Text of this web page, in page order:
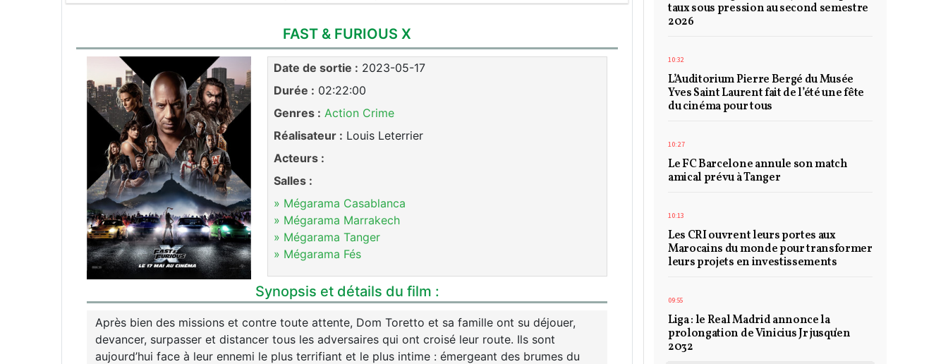
FAST & FURIOUS X
Date de sortie : 2023-05-17
Durée : 02:22:00
Genres : Action Crime
Réalisateur : Louis Leterrier
Acteurs :
Salles :
» Mégarama Casablanca
» Mégarama Marrakech
» Mégarama Tanger
» Mégarama Fés
Synopsis et détails du film :
Après bien des missions et contre toute attente, Dom Toretto et sa famille ont su déjouer,
devancer, surpasser et distancer tous les adversaires qui ont croisé leur route. Ils sont
aujourd’hui face à leur ennemi le plus terrifiant et le plus intime : émergeant des brumes du
taux sous pression au second semestre
2026
10:32
L’Auditorium Pierre Bergé du Musée
Yves Saint Laurent fait de l’été une fête
du cinéma pour tous
10:27
Le FC Barcelone annule son match
amical prévu à Tanger
10:13
Les CRI ouvrent leurs portes aux
Marocains du monde pour transformer
leurs projets en investissements
09:55
Liga : le Real Madrid annonce la
prolongation de Vinicius Jr jusqu'en
2032